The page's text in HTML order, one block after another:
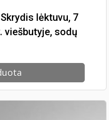
lėktuvu, 7
viešbutyje, sodų